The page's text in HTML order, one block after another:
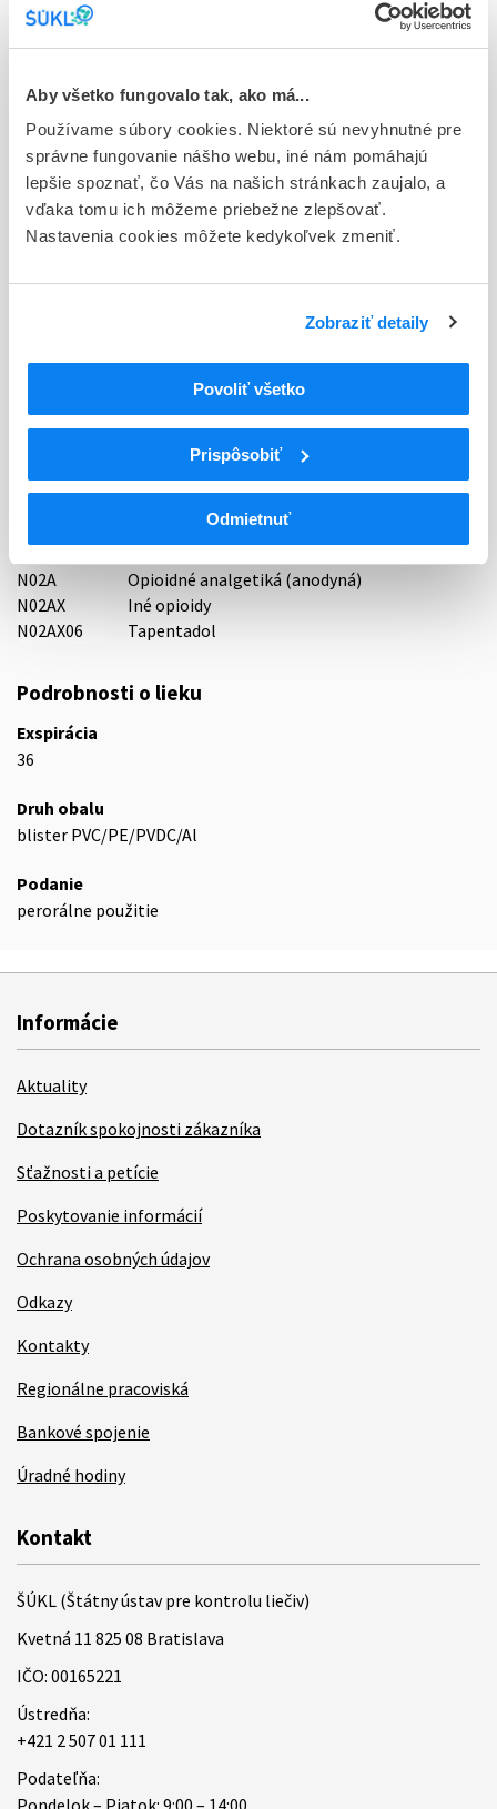
Aby všetko fungovalo tak, ako má...
Používame súbory cookies. Niektoré sú nevyhnutné pre
správne fungovanie nášho webu, iné nám pomáhajú
lepšie spoznať, čo Vás na našich stránkach zaujalo, a
vďaka tomu ich môžeme priebežne zlepšovať.
Nastavenia cookies môžete kedykoľvek zmeniť.
Zobraziť detaily
Povoliť všetko
Prispôsobiť
Odmietnuť
Registračné číslo
Doplnok
tbl plg 7x100 mg (blis.PVC/PE/PVDC/Al)
Stav
R - Aktuálna registrácia
MEDOCHEMIE Ltd., Cyprus
Indikačná skupina
65 - ANALGETICA - ANODYNA
Centrálna nervová sústava
N02A
Opioidné analgetiká (anodyná)
N02AX
Iné opioidy
N02AX06
Tapentadol
Podrobnosti o lieku
Exspirácia
36
Druh obalu
blister PVC/PE/PVDC/Al
Podanie
perorálne použitie
Informácie
Aktuality
Dotazník spokojnosti zákazníka
Sťažnosti a petície
Poskytovanie informácií
Ochrana osobných údajov
Odkazy
Kontakty
Regionálne pracoviská
Bankové spojenie
Úradné hodiny
Kontakt
ŠÚKL (Štátny ústav pre kontrolu liečiv)
Kvetná 11 825 08 Bratislava
IČO: 00165221
Ústredňa:
+421 2 507 01 111
Podateľňa:
Pondelok – Piatok: 9:00 – 14:00